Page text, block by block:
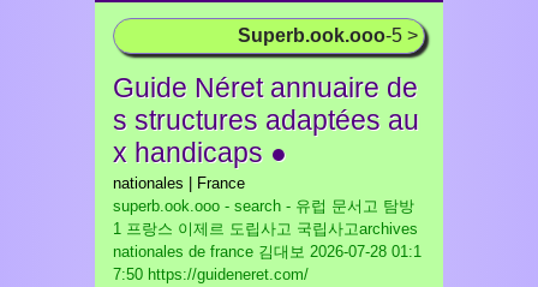
Superb.ook.ooo-5 >
Guide Néret annuaire de
s structures adaptées au
x handicaps ●
nationales | France
superb.ook.ooo - search - 유럽 문서고 탐방
1 프랑스 이제르 도립사고 국립사고archives
nationales de france 김대보 2026-07-28 01:1
7:50 https://guideneret.com/